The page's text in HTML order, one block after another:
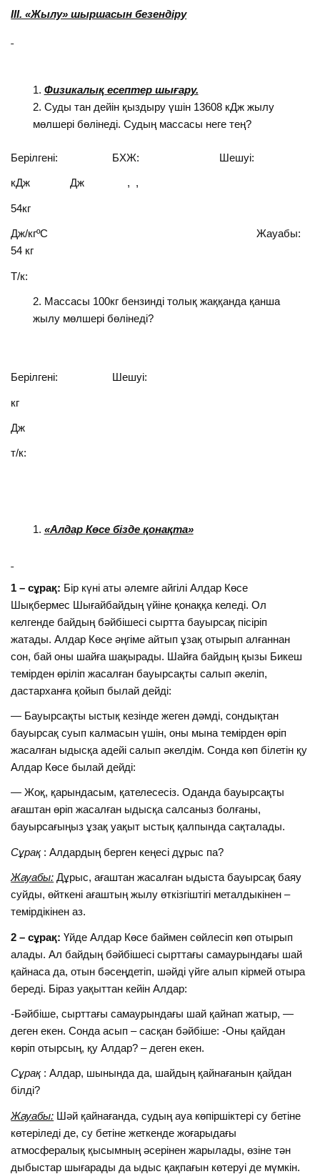
ІІІ. «Жылу» шыршасын безендіру
Физикалық есептер шығару.
Суды тан дейін қыздыру үшін 13608 кДж жылу
мөлшері бөлінеді. Судың массасы неге тең?
Берілгені: БХЖ: Шешуі:
кДж Дж , ,
54кг
Дж/кгºС Жауабы:
54 кг
Т/к:
Массасы 100кг бензинді толық жаққанда қанша
жылу мөлшері бөлінеді?
Берілгені: Шешуі:
кг
Дж
т/к:
«Алдар Көсе бізде қонақта»
1 – сұрақ: Бір күні аты әлемге айгілі Алдар Көсе
Шықбермес Шығайбайдың үйіне қонаққа келеді. Ол
келгенде байдың бәйбішесі сыртта бауырсақ пісіріп
жатады. Алдар Көсе әңгіме айтып ұзақ отырып алғаннан
сон, бай оны шайға шақырады. Шайға байдың қызы Бикеш
темірден өріліп жасалған бауырсақты салып әкеліп,
дастарханға қойып былай дейді:
— Бауырсақты ыстық кезінде жеген дәмді, сондықтан
бауырсақ суып калмасын үшін, оны мына темірден өріп
жасалған ыдысқа адейі салып әкелдім. Сонда көп білетін қу
Алдар Көсе былай дейді:
— Жоқ, қарындасым, қателесесіз. Оданда бауырсақты
ағаштан өріп жасалған ыдысқа салсаныз болғаны,
бауырсағыңыз ұзақ уақыт ыстық қалпында сақталады.
Сұрақ : Алдардың берген кеңесі дұрыс па?
Жауабы: Дұрыс, ағаштан жасалған ыдыста бауырсақ баяу
суйды, өйткені ағаштың жылу өткізгіштігі металдыкінен –
темірдікінен аз.
2 – сұрақ: Үйде Алдар Көсе баймен сөйлесіп көп отырып
алады. Ал байдың бәйбішесі сырттағы самаурындағы шай
қайнаса да, отын бәсеңдетіп, шәйді үйге алып кірмей отыра
береді. Біраз уақыттан кейін Алдар:
-Бәйбіше, сырттағы самаурындағы шай қайнап жатыр, —
деген екен. Сонда асып – сасқан бәйбіше: -Оны қайдан
көріп отырсың, қу Алдар? – деген екен.
Сұрақ : Алдар, шынында да, шайдың қайнағанын қайдан
білді?
Жауабы: Шәй қайнағанда, судың ауа көпіршіктері су бетіне
көтеріледі де, су бетіне жеткенде жоғарыдағы
атмосфералық қысымның әсерінен жарылады, өзіне тән
дыбыстар шығарады да ыдыс қақпағын көтеруі де мүмкін.